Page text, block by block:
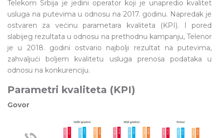
Telekom Srbija je jedini operator koji je unapredio kvalitet
usluga na putevima u odnosu na 2017. godinu. Napredak je
ostvaren za većinu parametara kvaliteta (KPI). I pored
slabijeg rezultata u odnosu na prethodnu kampanju, Telenor
je u 2018. godini ostvario najbolji rezultat na putevima,
zahvaljući boljem kvalitetu usluga prenosa podataka u
odnosu na konkurenciju.
Parametri kvaliteta (KPI)
Govor